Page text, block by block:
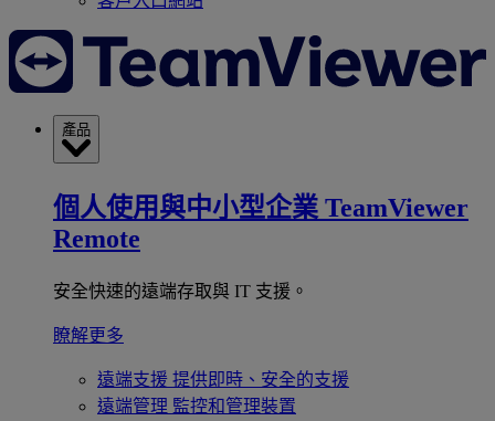
產品
個人使用與中小型企業 TeamViewer
Remote
安全快速的遠端存取與 IT 支援。
瞭解更多
遠端支援 提供即時、安全的支援
遠端管理 監控和管理裝置